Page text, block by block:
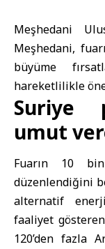
Meşhedani
Meşhedani,
büyüme
hareketlilikle öne
Suriye
umut
Fuarın 10
düzenlendiğini
alternatif
faaliyet
120’den fazla